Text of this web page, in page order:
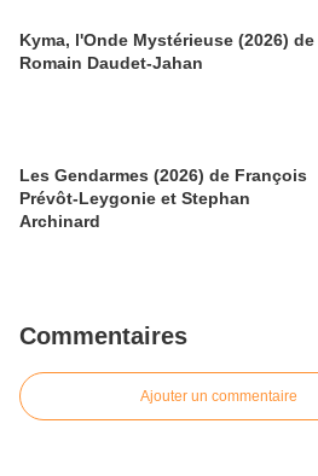
Kyma, l'Onde Mystérieuse (2026) de
Romain Daudet-Jahan
Les Gendarmes (2026) de François
Prévôt-Leygonie et Stephan
Archinard
Commentaires
Ajouter un commentaire